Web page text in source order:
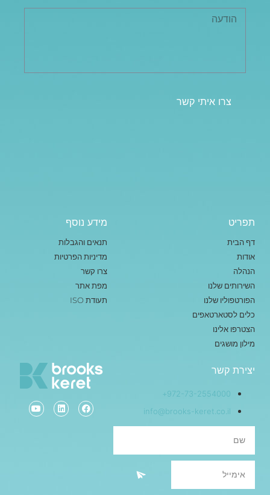
צרו איתי קשר
תפריט
דף הבית
אודות
הנהלה
השירותים שלנו
הפורטפוליו שלנו
כלים לסטארטאפים
הצטרפו אלינו
מילון מושגים
מידע נוסף
תנאים והגבלות
מדיניות הפרטיות
צרו קשר
מפת אתר
תעודת ISO
יצירת קשר
972-73-2554000+
info@brooks-keret.co.il